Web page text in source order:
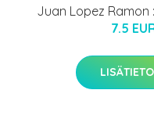
Juan Lopez Ramon
7.5